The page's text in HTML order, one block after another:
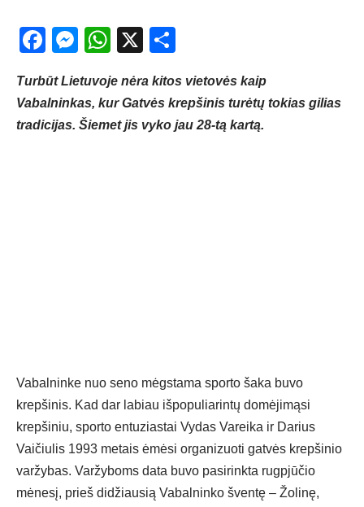
Facebook
Messenger
WhatsApp
X
Turbūt Lietuvoje nėra kitos vietovės kaip
Vabalninkas, kur Gatvės krepšinis turėtų tokias gilias
tradicijas. Šiemet jis vyko jau 28-tą kartą.
Vabalninke nuo seno mėgstama sporto šaka buvo
krepšinis. Kad dar labiau išpopuliarintų domėjimąsi
krepšiniu, sporto entuziastai Vydas Vareika ir Darius
Vaičiulis 1993 metais ėmėsi organizuoti gatvės krepšinio
varžybas. Varžyboms data buvo pasirinkta rugpjūčio
mėnesį, prieš didžiausią Vabalninko šventę – Žolinę,